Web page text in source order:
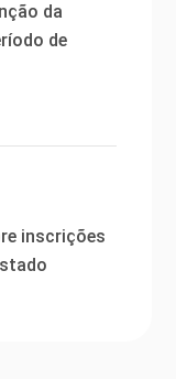
da
de
inscrições